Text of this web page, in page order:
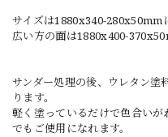
サイズは1880x340-280x50mm
広い方の面は1880x400-
サンダー処理の後、ウレタン塗
ります。
軽く塗っているだけで色合い
でもご使用になれます。